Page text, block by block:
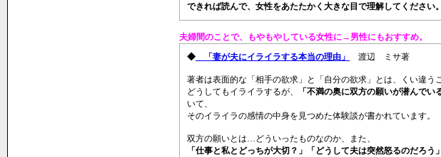
できれば読んで、女性をあたたかく大きな目で理解してください。
夫婦間のことで、もやもやしている女性に→男性にもおすすめ。
◆ 「妻が夫にイライラする本当の理由」 渡辺 ミサ著
著者は表面的な「相手の欲求」と「自分の欲求」とは、くい違う
どうしてもイライラするが、
「不満の奥に双方の願いが潜んでい
いて、
そのイライラの感情の中身を見つめた体験談が書かれています。
双方の願いとは…どういったものなのか、また、
「仕事と私とどっちが大切？」「どうして夫は突然怒るのだろう」